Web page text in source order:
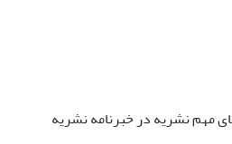
مهم نشریه در خبرنامه نشریه